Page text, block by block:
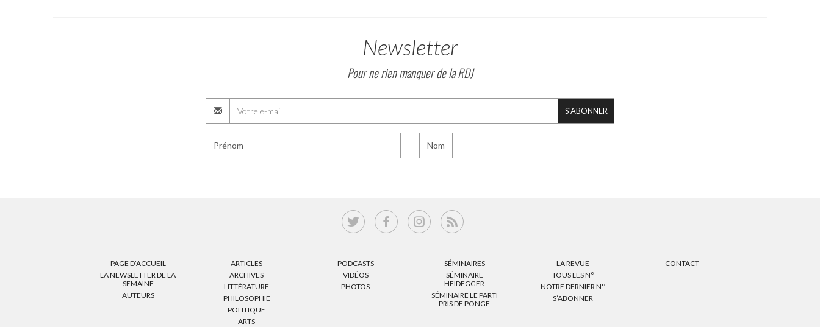
Newsletter
Pour ne rien manquer de la RDJ
S'ABONNER
Prénom Nom
PAGE D’ACCUEIL
LA NEWSLETTER DE LA
SEMAINE
AUTEURS
ARTICLES
ARCHIVES
LITTÉRATURE
PHILOSOPHIE
POLITIQUE
ARTS
PODCASTS
VIDÉOS
PHOTOS
SÉMINAIRES
SÉMINAIRE
HEIDEGGER
SÉMINAIRE LE PARTI
PRIS DE PONGE
LA REVUE
TOUS LES N°
NOTRE DERNIER N°
S’ABONNER
CONTACT